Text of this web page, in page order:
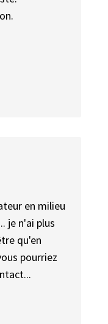
en milieu
je n'ai plus
qu'en
pourriez